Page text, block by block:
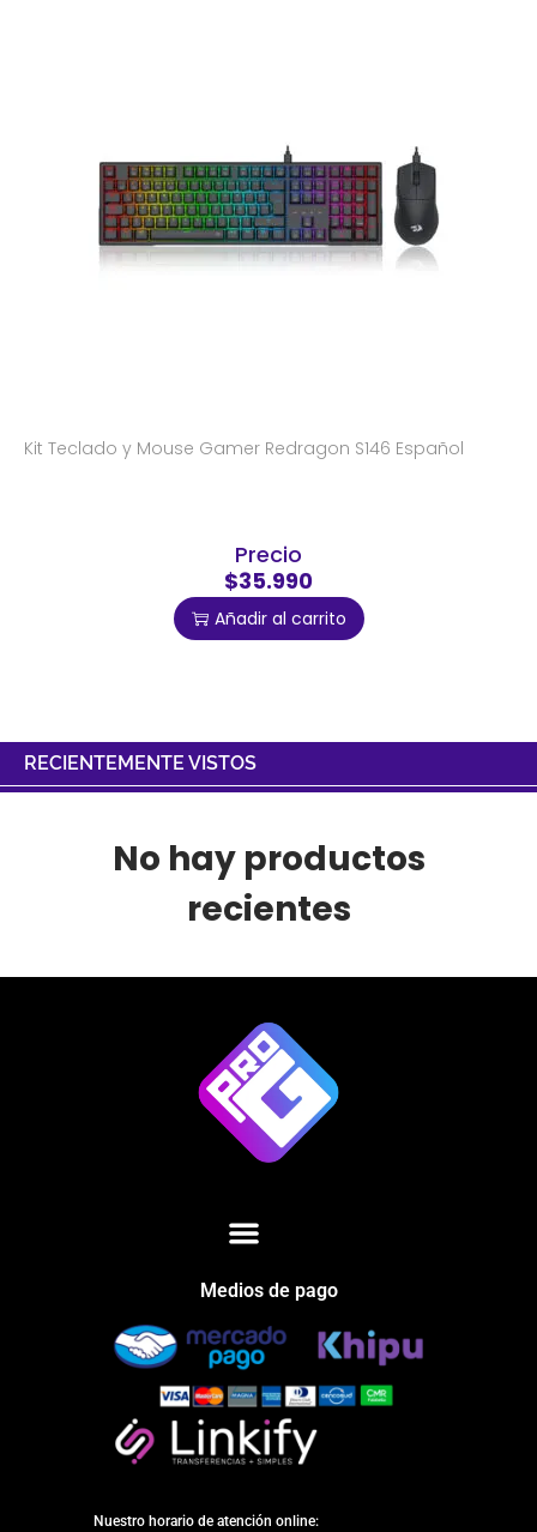
Kit Teclado y Mouse Gamer Redragon S146 Español
Precio
$35.990
Añadir al carrito
RECIENTEMENTE VISTOS
No hay productos
recientes
Medios de pago
Nuestro horario de atención online: